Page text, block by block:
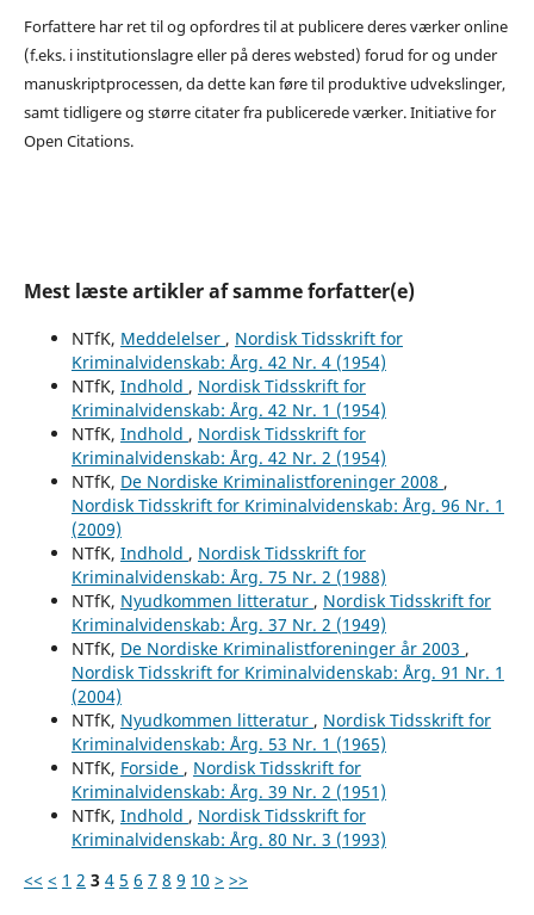
Forfattere har ret til og opfordres til at publicere deres værker online
(f.eks. i institutionslagre eller på deres websted) forud for og under
manuskriptprocessen, da dette kan føre til produktive udvekslinger,
samt tidligere og større citater fra publicerede værker. Initiative for
Open Citations.
Mest læste artikler af samme forfatter(e)
NTfK, Meddelelser , Nordisk Tidsskrift for
Kriminalvidenskab: Årg. 42 Nr. 4 (1954)
NTfK, Indhold , Nordisk Tidsskrift for
Kriminalvidenskab: Årg. 42 Nr. 1 (1954)
NTfK, Indhold , Nordisk Tidsskrift for
Kriminalvidenskab: Årg. 42 Nr. 2 (1954)
NTfK, De Nordiske Kriminalistforeninger 2008 ,
Nordisk Tidsskrift for Kriminalvidenskab: Årg. 96 Nr. 1
(2009)
NTfK, Indhold , Nordisk Tidsskrift for
Kriminalvidenskab: Årg. 75 Nr. 2 (1988)
NTfK, Nyudkommen litteratur , Nordisk Tidsskrift for
Kriminalvidenskab: Årg. 37 Nr. 2 (1949)
NTfK, De Nordiske Kriminalistforeninger år 2003 ,
Nordisk Tidsskrift for Kriminalvidenskab: Årg. 91 Nr. 1
(2004)
NTfK, Nyudkommen litteratur , Nordisk Tidsskrift for
Kriminalvidenskab: Årg. 53 Nr. 1 (1965)
NTfK, Forside , Nordisk Tidsskrift for
Kriminalvidenskab: Årg. 39 Nr. 2 (1951)
NTfK, Indhold , Nordisk Tidsskrift for
Kriminalvidenskab: Årg. 80 Nr. 3 (1993)
<< < 1 2 3 4 5 6 7 8 9 10 > >>